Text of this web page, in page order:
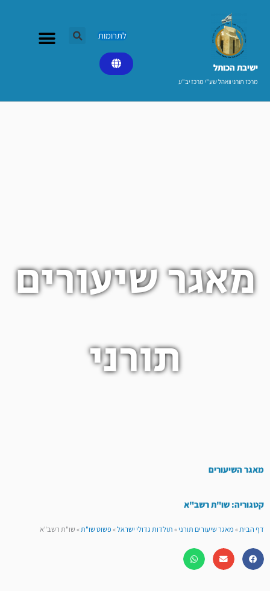
ישיבת הכותל​
מרכז תורני וואהל שע"י מרכז יב"ע
לתרומות
מאגר שיעורים
תורני
מאגר השיעורים
קטגוריה: שו"ת רשב"א
דף הבית»מאגר שיעורים תורני»תולדות גדולי ישראל»פשוט שו"ת»שו"ת רשב"א